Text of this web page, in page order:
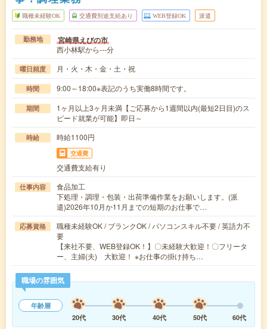
職種未経験OK 交通費別途支給あり WEB登録OK 派遣
勤務地 宮崎県えびの市
西小林駅から---分
曜日頻度 月・火・木・金・土・祝
時間 9:00～18:00※表記のうち実働8時間です。
期間
1ヶ月以上3ヶ月未満【ご応募から1週間以内(最短2日目)のス
ピード就業が可能】即日～
時給 時給1100円
交通費
交通費支給有り
仕事内容
食品加工
下処理・調理・包装・出荷準備作業をお願いします。(派
遣)2026年10月か11月までの短期のお仕事で…
応募資格
職種未経験OK / ブランクOK / パソコンスキル不要 / 英語力不
要
【来社不要、WEB登録OK！】〇未経験大歓迎！〇フリータ
ー、主婦(夫) 大歓迎！ ※お仕事の掛け持ち…
職場の雰囲気
年齢層
20代
30代 40代 50代 60代